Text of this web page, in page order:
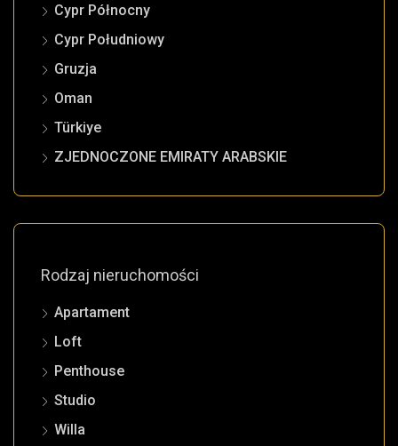
Cypr Północny
Cypr Południowy
Gruzja
Oman
Türkiye
ZJEDNOCZONE EMIRATY ARABSKIE
Rodzaj nieruchomości
Apartament
Loft
Penthouse
Studio
Willa